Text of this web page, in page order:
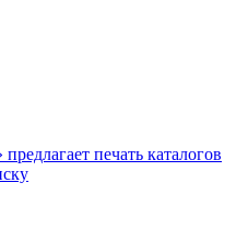
печать каталогов